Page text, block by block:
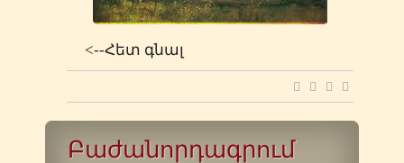
<--Հետ գնալ
Բաժանորդագրում